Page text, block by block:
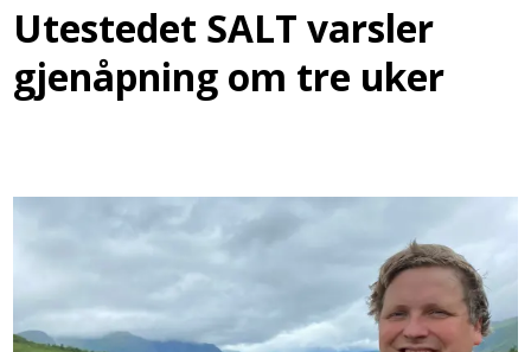
Utestedet SALT varsler
gjenåpning om tre uker